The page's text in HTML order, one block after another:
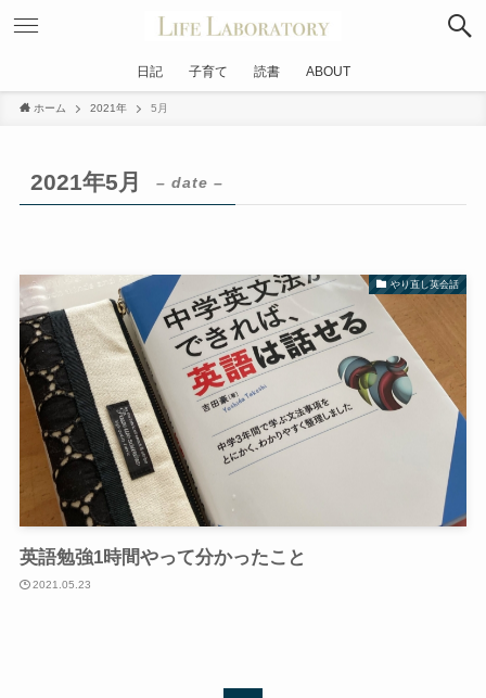
日記 子育て 読書 ABOUT
ホーム 2021年 5月
2021年5月 – date –
やり直し英会話
英語勉強1時間やって分かったこと
2021.05.23